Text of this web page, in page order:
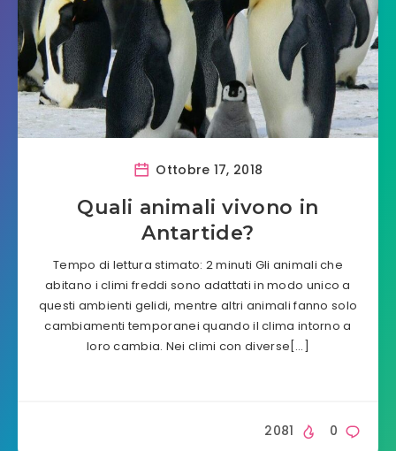
Ottobre 17, 2018
Quali animali vivono in
Antartide?
Tempo di lettura stimato: 2 minuti Gli animali che
abitano i climi freddi sono adattati in modo unico a
questi ambienti gelidi, mentre altri animali fanno solo
cambiamenti temporanei quando il clima intorno a
loro cambia. Nei climi con diverse[…]
0
2081